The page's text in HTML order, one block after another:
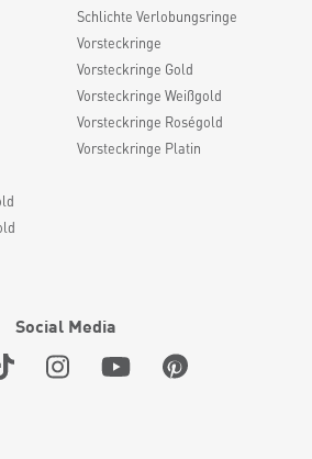
Schlichte Verlobungsringe
Vorsteckringe
Vorsteckringe Gold
Vorsteckringe Weißgold
Vorsteckringe Roségold
Vorsteckringe Platin
Social Media